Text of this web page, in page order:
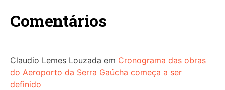
Comentários
Claudio Lemes Louzada em Cronograma das obras
do Aeroporto da Serra Gaúcha começa a ser
definido